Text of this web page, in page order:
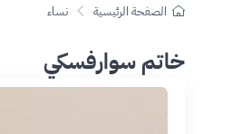
الصفحة الرئيسية نساء
خاتم سوارفسكي